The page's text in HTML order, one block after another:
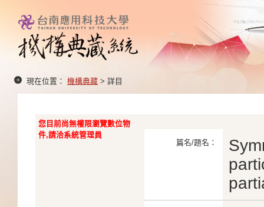
現在位置： 機構典藏 > 詳目
您目前尚無權限瀏覽數位物
件,請洽系統管理員
篇名/題名：